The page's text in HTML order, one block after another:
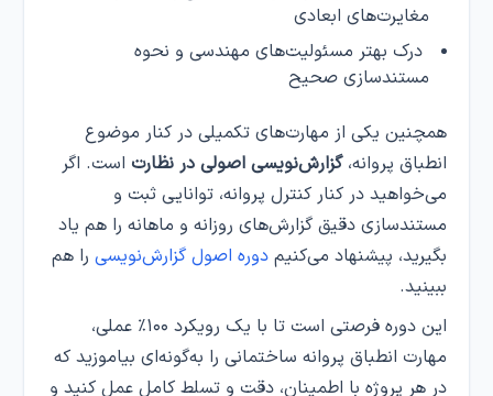
مغایرت‌های ابعادی
درک بهتر مسئولیت‌های مهندسی و نحوه
مستندسازی صحیح
همچنین یکی از مهارت‌های تکمیلی در کنار موضوع
انطباق پروانه،گزارش‌نویسی اصولی در نظارت است. اگر
می‌خواهید در کنار کنترل پروانه، توانایی ثبت و
مستندسازی دقیق گزارش‌های روزانه و ماهانه را هم یاد
بگیرید، پیشنهاد می‌کنیمدوره اصول گزارش‌نویسی را هم
ببینید.
این دوره فرصتی است تا با یک رویکرد ۱۰۰٪ عملی،
مهارت انطباق پروانه ساختمانی را به‌گونه‌ای بیاموزید که
در هر پروژه با اطمینان، دقت و تسلط کامل عمل کنید و